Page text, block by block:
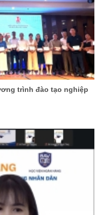
trình đào tạo nghiệp